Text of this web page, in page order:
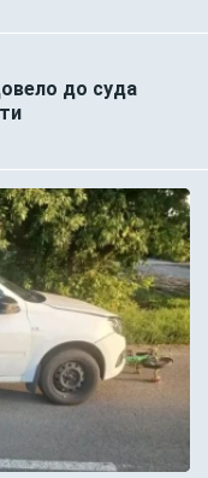
до суда